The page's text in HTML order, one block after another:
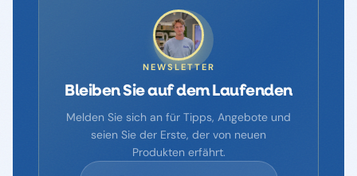
NEWSLETTER
Bleiben Sie auf dem Laufenden
Melden Sie sich an für Tipps, Angebote und
seien Sie der Erste, der von neuen
Produkten erfährt.